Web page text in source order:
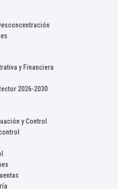
y Financiera
2026-2030
y Control